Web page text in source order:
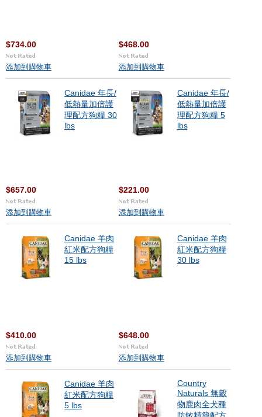
$734.00
添加到購物車
$468.00
添加到購物車
Canidae 年長/
低熱量加倍護
理配方狗糧 30
lbs
$657.00
添加到購物車
Canidae 年長/
低熱量加倍護
理配方狗糧 5
lbs
$221.00
添加到購物車
Canidae 羊肉
紅米配方狗糧
15 lbs
$410.00
添加到購物車
Canidae 羊肉
紅米配方狗糧
30 lbs
$648.00
添加到購物車
Canidae 羊肉
紅米配方狗糧
5 lbs
Country
Naturals 無穀
物鹿肉全犬種